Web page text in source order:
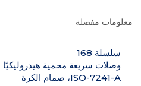
معلومات مفصلة
سلسلة 168
وصلات سريعة محمية هيدروليكيًا
ISO-7241-A، صمام الكرة